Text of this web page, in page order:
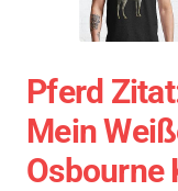
Pferd
Mein
Osbourne